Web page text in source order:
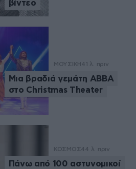
βίντεο
ΜΟΥΣΙΚΗ41 λ. πριν
Μια βραδιά γεμάτη ABBA
στο Christmas Theater
ΚΟΣΜΟΣ44 λ. πριν
Πάνω από 100 αστυνομικοί